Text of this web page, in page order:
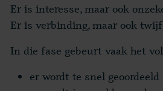
Er is interesse, maar ook
Er is verbinding, maar ook
In die fase gebeurt vaak het
er wordt te snel geoordeeld